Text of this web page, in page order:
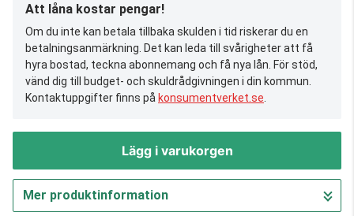
Att låna kostar pengar!
Om du inte kan betala tillbaka skulden i tid riskerar du en
betalningsanmärkning. Det kan leda till svårigheter att få
hyra bostad, teckna abonnemang och få nya lån. För stöd,
vänd dig till budget- och skuldrådgivningen i din kommun.
Kontaktuppgifter finns på konsumentverket.se
Lägg i varukorgen
Gå till kassan
Mer produktinformation